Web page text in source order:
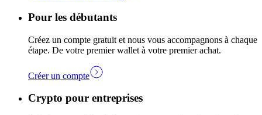
Pour les débutants
Créez un compte gratuit et nous vous accompagnons à chaque
étape. De votre premier wallet à votre premier achat.
Créer un compte
Crypto pour entreprises